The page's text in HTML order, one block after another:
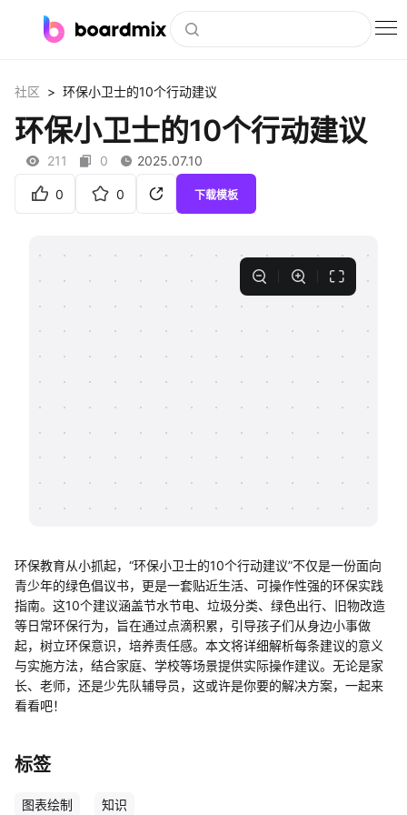
社区资源
下载
客户案例
支持
帮助中心
社区 > 环保小卫士的10个行动建议
环保小卫士的10个行动建议
211 0 2025.07.10
0 0 下载模板
环保教育从小抓起，“环保小卫士的10个行动建议”不仅是一份面向
青少年的绿色倡议书，更是一套贴近生活、可操作性强的环保实践
指南。这10个建议涵盖节水节电、垃圾分类、绿色出行、旧物改造
等日常环保行为，旨在通过点滴积累，引导孩子们从身边小事做
起，树立环保意识，培养责任感。本文将详细解析每条建议的意义
与实施方法，结合家庭、学校等场景提供实际操作建议。无论是家
长、老师，还是少先队辅导员，这或许是你要的解决方案，一起来
看看吧！
标签
图表绘制 知识